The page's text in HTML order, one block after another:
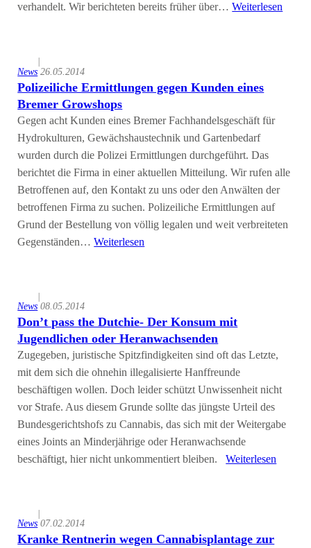
verhandelt. Wir berichteten bereits früher über…Weiterlesen
News
|
26.05.2014
Polizeiliche Ermittlungen gegen Kunden eines
Bremer Growshops
Gegen acht Kunden eines Bremer Fachhandelsgeschäft für
Hydrokulturen, Gewächshaustechnik und Gartenbedarf
wurden durch die Polizei Ermittlungen durchgeführt. Das
berichtet die Firma in einer aktuellen Mitteilung. Wir rufen alle
Betroffenen auf, den Kontakt zu uns oder den Anwälten der
betroffenen Firma zu suchen. Polizeiliche Ermittlungen auf
Grund der Bestellung von völlig legalen und weit verbreiteten
Gegenständen…Weiterlesen
News
|
08.05.2014
Don’t pass the Dutchie- Der Konsum mit
Jugendlichen oder Heranwachsenden
Zugegeben, juristische Spitzfindigkeiten sind oft das Letzte,
mit dem sich die ohnehin illegalisierte Hanffreunde
beschäftigen wollen. Doch leider schützt Unwissenheit nicht
vor Strafe. Aus diesem Grunde sollte das jüngste Urteil des
Bundesgerichtshofs zu Cannabis, das sich mit der Weitergabe
eines Joints an Minderjährige oder Heranwachsende
beschäftigt, hier nicht unkommentiert bleiben.Weiterlesen
News
|
07.02.2014
Kranke Rentnerin wegen Cannabisplantage zur